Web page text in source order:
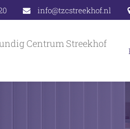
info@tzcstreekhof.nl